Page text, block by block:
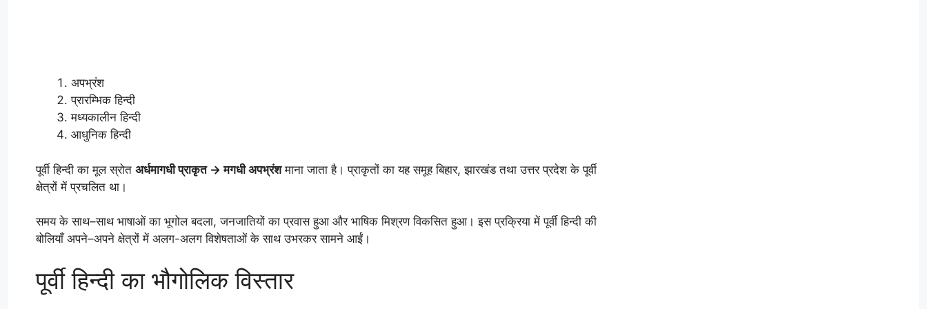
अपभ्रंश
प्रारम्भिक हिन्दी
मध्यकालीन हिन्दी
आधुनिक हिन्दी
पूर्वी हिन्दी का मूल स्रोत अर्धमागधी प्राकृत → मगधी अपभ्रंशमाना जाता है। प्राकृतों का यह समूह बिहार, झारखंड तथा उत्तर प्रदेश के पूर्वी
क्षेत्रों में प्रचलित था।
समय के साथ–साथ भाषाओं का भूगोल बदला, जनजातियों का प्रवास हुआ और भाषिक मिश्रण विकसित हुआ। इस प्रक्रिया में पूर्वी हिन्दी की
बोलियाँ अपने–अपने क्षेत्रों में अलग-अलग विशेषताओं के साथ उभरकर सामने आईं।
पूर्वी हिन्दी का भौगोलिक विस्तार